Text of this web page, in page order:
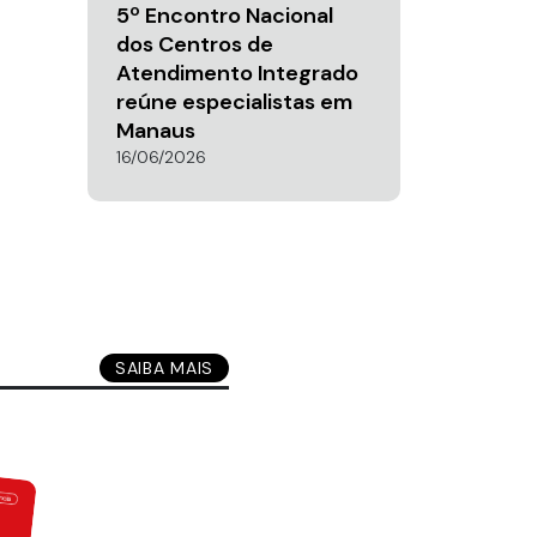
5º Encontro Nacional
dos Centros de
Atendimento Integrado
reúne especialistas em
Manaus
16/06/2026
SAIBA MAIS